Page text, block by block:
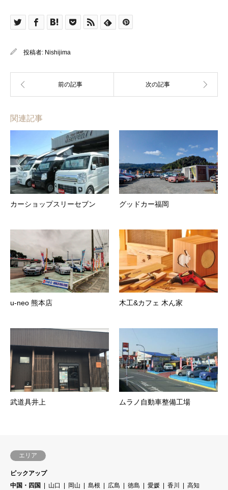
投稿者: Nishijima
関連記事
カーショップスリーセブン グッドカー福岡
u-neo 熊本店 木工&カフェ 木ん家
武道具井上 ムラノ自動車整備工場
エリア
ピックアップ
中国・四国
山口 岡山 島根 広島 徳島 愛媛 香川
高知